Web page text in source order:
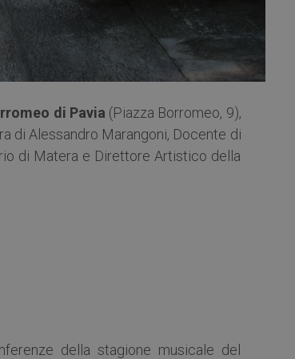
di Pavia (Piazza Borromeo, 9),
di Alessandro Marangoni, Docente di
di Matera e Direttore Artistico della
della stagione musicale del